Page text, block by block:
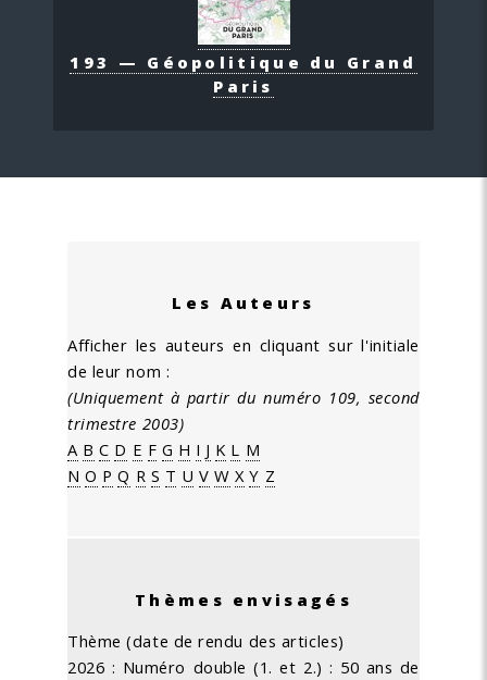
193 — Géopolitique du Grand
Paris
Les Auteurs
Afficher les auteurs en cliquant sur l'initiale
de leur nom :
(Uniquement à partir du numéro 109, second
trimestre 2003)
A B C D E F G H I J K L M
N O P Q R S T U V W X Y Z
Thèmes envisagés
Thème (date de rendu des articles)
2026 : Numéro double (1. et 2.) : 50 ans de